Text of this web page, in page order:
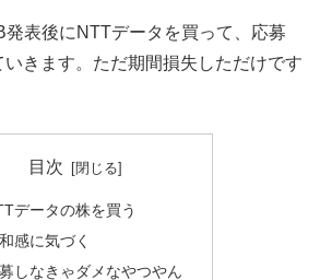
表後にNTTデータを買って、応募
いきます。ただ期間損失しただけです
目次
データの株を買う
感に気づく
しなきゃダメなやつやん